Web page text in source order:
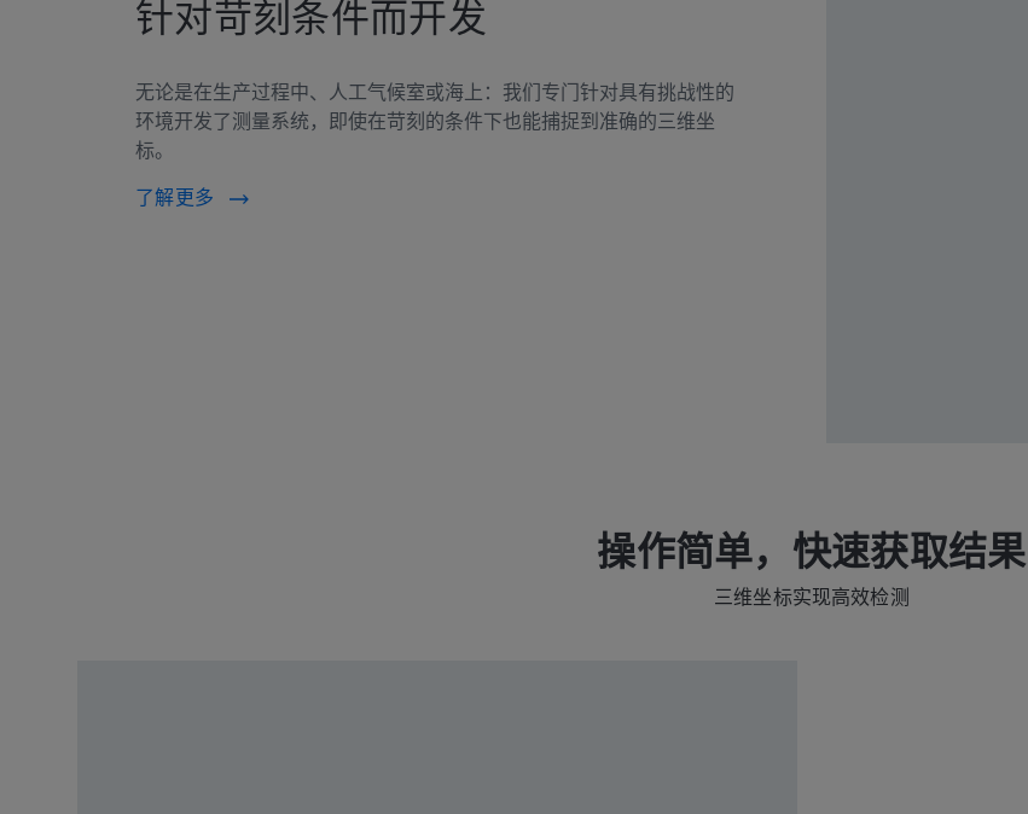
针对苛刻条件而开发
无论是在生产过程中、人工气候室或海上：我们专门针对具有挑战性的
环境开发了测量系统，即使在苛刻的条件下也能捕捉到准确的三维坐
标。
了解更多
操作简单，快速获取结果
三维坐标实现高效检测